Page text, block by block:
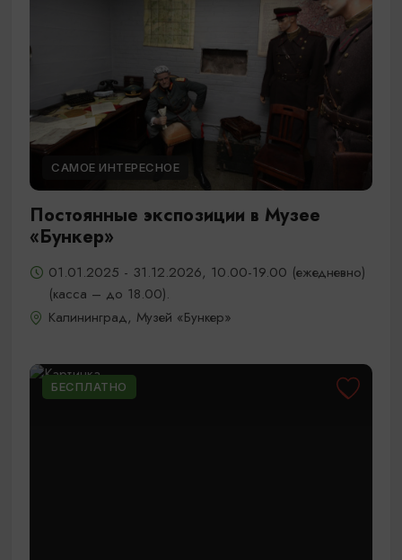
САМОЕ ИНТЕРЕСНОЕ
Постоянные экспозиции в Музее
«Бункер»
01.01.2025 - 31.12.2026, 10.00-19.00 (ежедневно)
(касса – до 18.00).
Калининград, Музей «Бункер»
БЕСПЛАТНО